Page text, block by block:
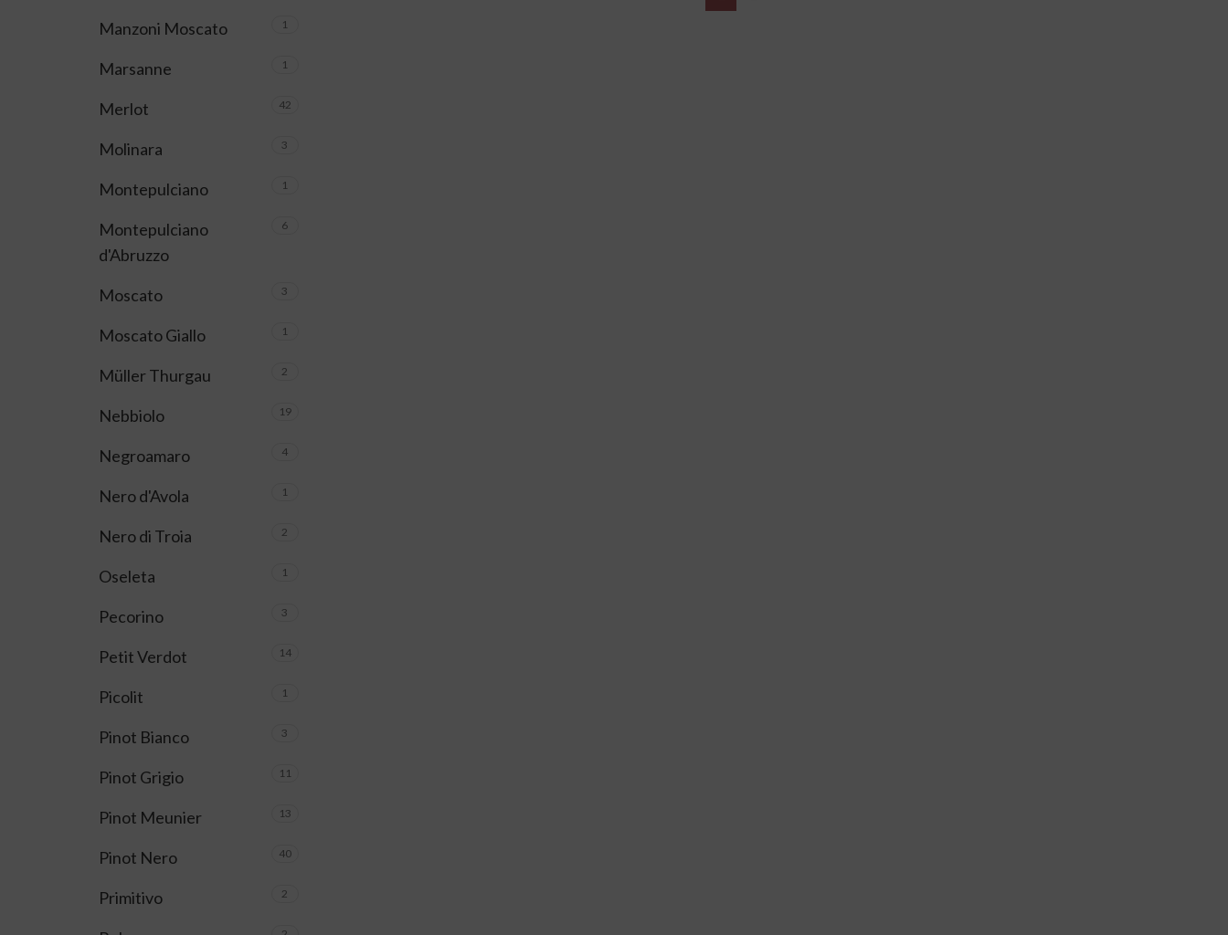
Manzoni Moscato 1
Marsanne 1
Merlot 42
Molinara 3
Montepulciano 1
Montepulciano
d'Abruzzo
6
Moscato 3
Moscato Giallo 1
Müller Thurgau 2
Nebbiolo 19
Negroamaro 4
Nero d'Avola 1
Nero di Troia 2
Oseleta 1
Pecorino 3
Petit Verdot 14
Picolit 1
Pinot Bianco 3
Pinot Grigio 11
Pinot Meunier 13
Pinot Nero 40
Primitivo 2